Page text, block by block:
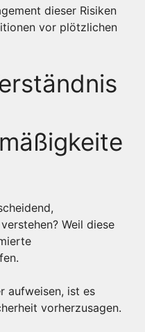
dieser Risiken
vor plötzlichen
Weil diese
aufweisen, ist es
vorherzusagen.